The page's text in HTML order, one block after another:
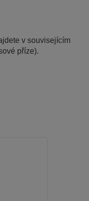
v souvisejícím
příze).